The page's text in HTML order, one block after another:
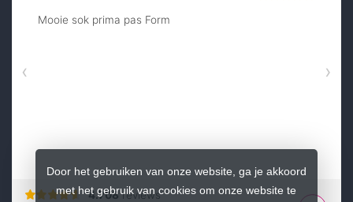
Door het gebruiken van onze website, ga je akkoord
met het gebruik van cookies om onze website te